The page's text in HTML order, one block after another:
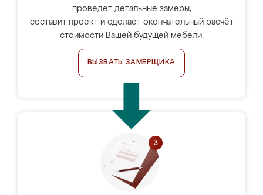
проведёт детальные замеры,
составит проект и сделает окончательный расчёт
стоимости Вашей будущей мебели.
ВЫЗВАТЬ ЗАМЕРЩИКА